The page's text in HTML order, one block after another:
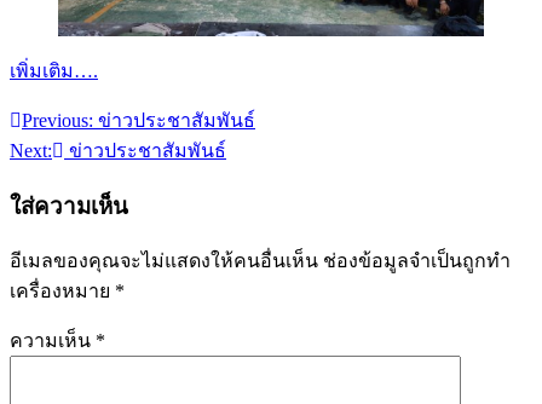
เพิ่มเติม….
แนะแนว
Previous: ข่าวประชาสัมพันธ์
Next:
ข่าวประชาสัมพันธ์
ใส่ความเห็น
อีเมลของคุณจะไม่แสดงให้คนอื่นเห็น ช่องข้อมูลจำเป็นถูกทำ
เครื่องหมาย *
ความเห็น *